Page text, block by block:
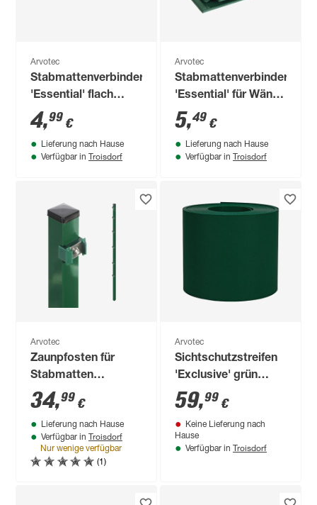
Arvotec
Stabmattenverbinder
'Essential' flach
anthrazit 74 x 40 mm
4,99 €
Lieferung nach Hause
Verfügbar in Troisdorf
Arvotec
Stabmattenverbinder
'Essential' für Wände
grün 93/74 x 40 mm
5,49 €
Lieferung nach Hause
Verfügbar in Troisdorf
Arvotec
Zaunpfosten für
Stabmatten
'Essential' grün 4 x 4
x 240 cm
34,99 €
Lieferung nach Hause
Verfügbar in Troisdorf
Nur wenige verfügbar
(1)
Arvotec
Sichtschutzstreifen
'Exclusive' grün
genarbt 2500 x 19
cm, für
Stabmattenzaun
59,99 €
Keine Lieferung nach
Hause
Verfügbar in Troisdorf